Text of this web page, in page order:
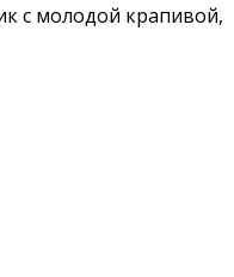
с молодой крапивой,